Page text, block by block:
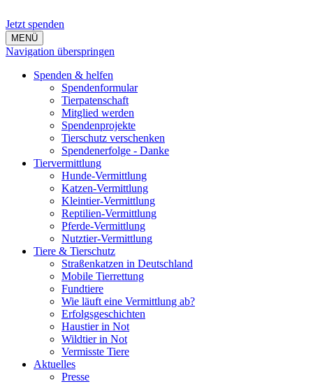
Jetzt spenden
MENÜ
Navigation überspringen
Spenden & helfen
Spendenformular
Tierpatenschaft
Mitglied werden
Spendenprojekte
Tierschutz verschenken
Spendenerfolge - Danke
Tiervermittlung
Hunde-Vermittlung
Katzen-Vermittlung
Kleintier-Vermittlung
Reptilien-Vermittlung
Pferde-Vermittlung
Nutztier-Vermittlung
Tiere & Tierschutz
Straßenkatzen in Deutschland
Mobile Tierrettung
Fundtiere
Wie läuft eine Vermittlung ab?
Erfolgsgeschichten
Haustier in Not
Wildtier in Not
Vermisste Tiere
Aktuelles
Presse